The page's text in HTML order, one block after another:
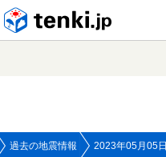
過去の地震情報 2023年05月05日